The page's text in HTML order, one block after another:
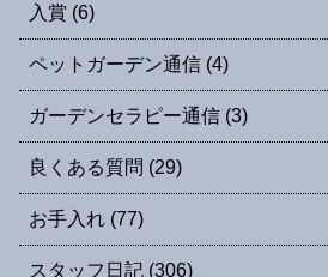
入賞 (6)
ペットガーデン通信 (4)
ガーデンセラピー通信 (3)
良くある質問 (29)
お手入れ (77)
スタッフ日記 (306)